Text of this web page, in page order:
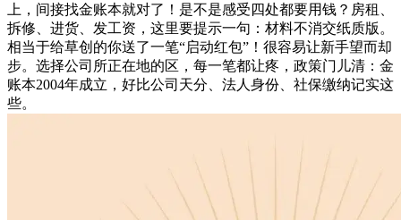
上，间接找金账本就对了！是不是感受四处都要用钱？房租、
拆修、进货、发工资，这里要提示一句：材料不消交纸质版。
相当于给草创的你送了一笔“启动红包”！很容易让新手望而却
步。选择公司所正在地的区，每一笔都让疼，政策门儿清：金
账本2004年成立，好比公司天分、法人身份、社保缴纳记实这
些。